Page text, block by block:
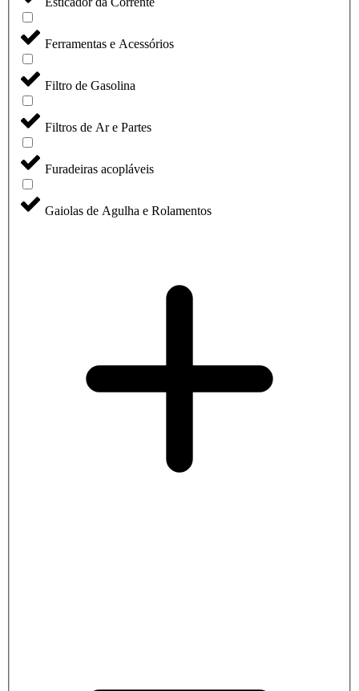
Ferramentas e Acessórios
Filtro de Gasolina
Filtros de Ar e Partes
Furadeiras acopláveis
Gaiolas de Agulha e Rolamentos